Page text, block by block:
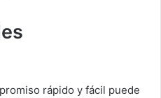
rápido y fácil puede